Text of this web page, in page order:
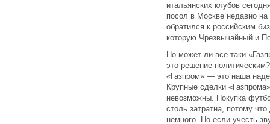
итальянских клубов
посол в Москве недавно на
обратился к российским
которую Чрезвычайный и
Но может ли все-таки
это решение
«Газпром» — это наша
Крупные сделки
невозможны. Покупка
столь затратна, потому
немного. Но если учесть